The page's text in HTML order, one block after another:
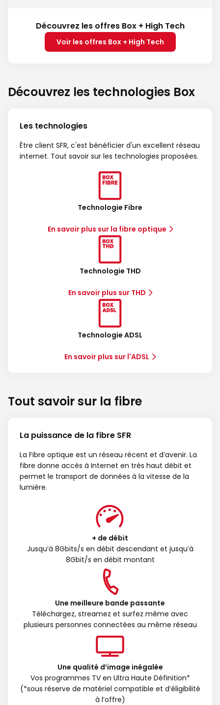
Découvrez les offres Box + High Tech
Voir les offres Box + High Tech
Découvrez les technologies Box
Les technologies
Être client SFR, c'est bénéficier d'un excellent réseau
internet. Tout savoir sur les technologies proposées.
Technologie Fibre
En savoir plus sur la fibre optique
Technologie THD
En savoir plus sur THD
Technologie ADSL
En savoir plus sur l'ADSL
Tout savoir sur la fibre
La puissance de la fibre SFR
La Fibre optique est un réseau récent et d’avenir. La
fibre donne accès à Internet en très haut débit et
permet le transport de données à la vitesse de la
lumière.
+ de débit
Jusqu’à 8Gbits/s en débit descendant et jusqu’à
8Gbit/s en débit montant
Une meilleure bande passante
Téléchargez, streamez et surfez même avec
plusieurs personnes connectées au même réseau
Une qualité d’image inégalée
Vos programmes TV en Ultra Haute Définition*
(*sous réserve de matériel compatible et d’éligibilité
à l’offre)